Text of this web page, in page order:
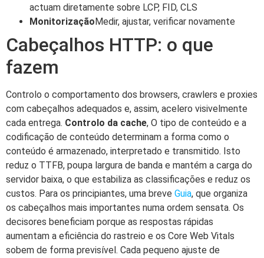
actuam diretamente sobre LCP, FID, CLS
Monitorização Medir, ajustar, verificar novamente
Cabeçalhos HTTP: o que
fazem
Controlo o comportamento dos browsers, crawlers e proxies
com cabeçalhos adequados e, assim, acelero visivelmente
cada entrega. Controlo da cache, O tipo de conteúdo e a
codificação de conteúdo determinam a forma como o
conteúdo é armazenado, interpretado e transmitido. Isto
reduz o TTFB, poupa largura de banda e mantém a carga do
servidor baixa, o que estabiliza as classificações e reduz os
custos. Para os principiantes, uma breve Guia, que organiza
os cabeçalhos mais importantes numa ordem sensata. Os
decisores beneficiam porque as respostas rápidas
aumentam a eficiência do rastreio e os Core Web Vitals
sobem de forma previsível. Cada pequeno ajuste de